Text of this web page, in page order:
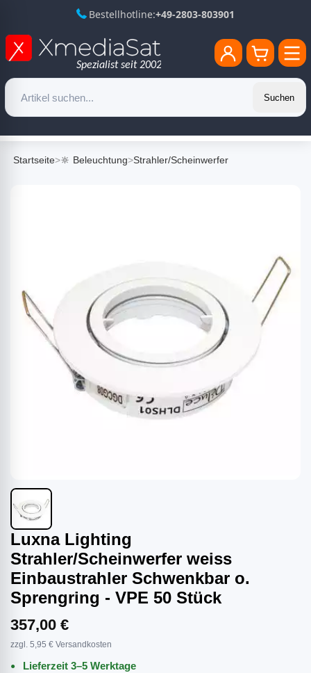
Bestellhotline:+49-2803-803901
Suchen
Startseite>🔆 Beleuchtung>Strahler/Scheinwerfer
Luxna Lighting
Strahler/Scheinwerfer weiss
Einbaustrahler Schwenkbar o.
Sprengring - VPE 50 Stück
357,00 €
zzgl. 5,95 € Versandkosten
Lieferzeit 3–5 Werktage